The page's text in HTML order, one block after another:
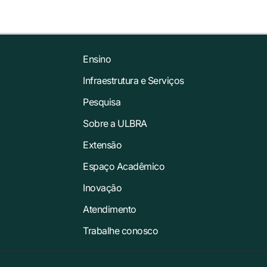
Ensino
Infraestrutura e Serviços
Pesquisa
Sobre a ULBRA
Extensão
Espaço Acadêmico
Inovação
Atendimento
Trabalhe conosco